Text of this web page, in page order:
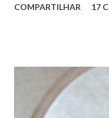
Vieira dos Santos e
infância pobre, João
estudos, e então
plano para auxiliar na
COMPARTILHAR 17